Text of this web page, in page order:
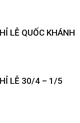
LỄ QUỐC KHÁNH
LỄ 30/4 – 1/5